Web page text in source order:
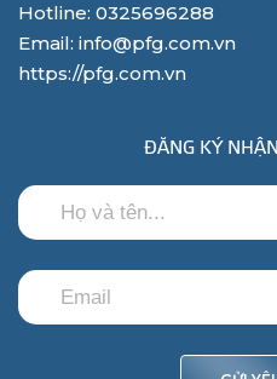
Hotline: 0325696288
Email: info@pfg.com.vn
https://pfg.com.vn
ĐĂNG KÝ